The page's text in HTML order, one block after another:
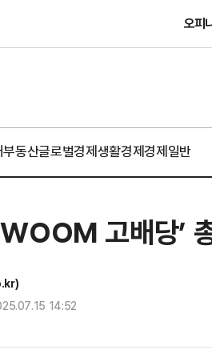
오피
부동산글로벌경제생활경제경제일반
고배당
14:52